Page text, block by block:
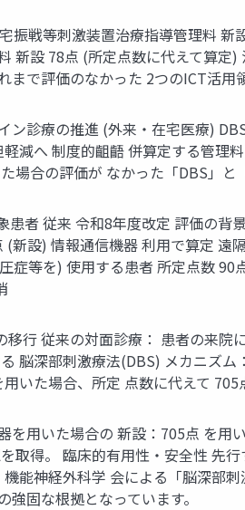
戦等刺激装置治療指導管理料
新設 78点 (所定点数に代えて算
で評価のなかった 2つのICT活用
診療の推進 (外来・在宅医療)
減へ 制度的齟齬 併算定する管理
合の評価が なかった「DBS」と
者 従来 令和8年度改定 評価の背
設) 情報通信機器 利用で算定
症等を) 使用する患者 所定点数
行 従来の対面診療： 患者の来
脳深部刺激療法(DBS) メカニズ
いた場合、所定 点数に代えて 705
用いた場合の 新設：705点 を
取得。 臨床的有用性・安全性 先
能神経外科学 会による「脳深部
固な根拠となっています。